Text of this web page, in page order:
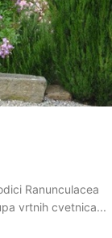
Ranunculacea
vrtnih cvetnica...